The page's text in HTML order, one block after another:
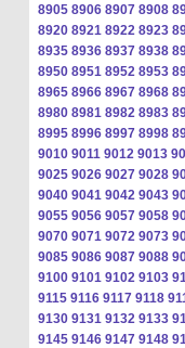
8905 8906 8907 8908
8920 8921 8922 8923
8935 8936 8937 8938
8950 8951 8952 8953
8965 8966 8967 8968
8980 8981 8982 8983
8995 8996 8997 8998
9010 9011 9012 9013
9025 9026 9027 9028
9040 9041 9042 9043
9055 9056 9057 9058
9070 9071 9072 9073
9085 9086 9087 9088
9100 9101 9102 9103
9115 9116 9117 9118
9130 9131 9132 9133
9145 9146 9147 9148